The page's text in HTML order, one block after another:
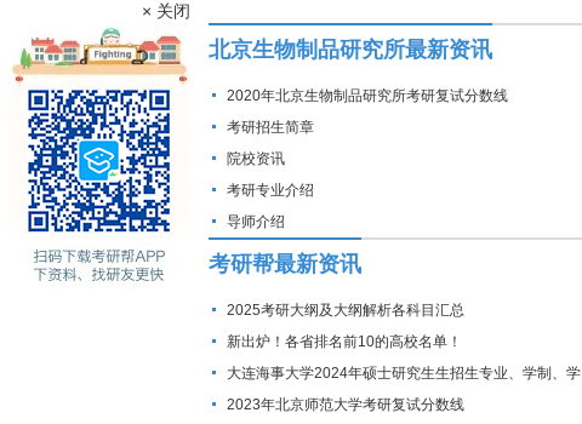
北京生物制品研究所最新资讯
2020年北京生物制品研究所考研复试分数线
考研招生简章
院校资讯
考研专业介绍
导师介绍
考研帮最新资讯
2025考研大纲及大纲解析各科目汇总
新出炉！各省排名前10的高校名单！
大连海事大学2024年硕士研究生生招生专业、学制、学
费标准及拟招生人数
2023年北京师范大学考研复试分数线
× 关闭